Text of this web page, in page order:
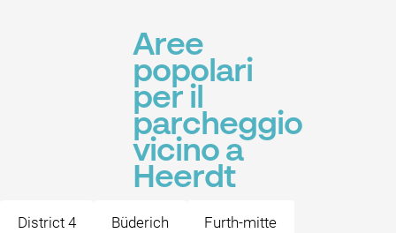
Aree
popolari
per il
parcheggio
vicino a
Heerdt
District 4 Büderich Furth-mitte